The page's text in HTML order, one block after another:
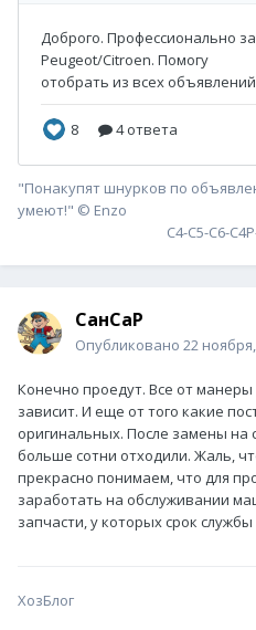
"Понакупят шнурков по
умеют!" © Enzo
С4-С5-С6-С4P-
СанСаР
Опубликовано 22
Конечно проедут. Все от
зависит. И еще от того какие
оригинальных. После замены
больше сотни отходили. Жаль,
прекрасно понимаем, что для
заработать на обслуживании
запчасти, у которых срок
ХозБлог